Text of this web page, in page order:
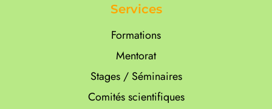
Services
Formations
Mentorat
Stages / Séminaires
Comités scientifiques